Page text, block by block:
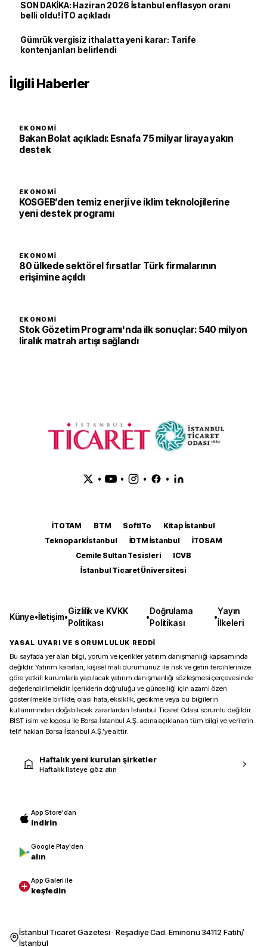
SON DAKİKA: Haziran 2026 İstanbul enflasyon oranı
belli oldu! İTO açıkladı
Gümrük vergisiz ithalatta yeni karar: Tarife
kontenjanları belirlendi
İlgili Haberler
EKONOMI
Bakan Bolat açıkladı: Esnafa 75 milyar liraya yakın
destek
EKONOMI
KOSGEB’den temiz enerji ve iklim teknolojilerine
yeni destek programı
EKONOMI
80 ülkede sektörel fırsatlar Türk firmalarının
erişimine açıldı
EKONOMI
Stok Gözetim Programı'nda ilk sonuçlar: 540 milyon
liralık matrah artışı sağlandı
• • • •
İTOTAM BTM SoftITo
Kitap İstanbul
Teknopark İstanbul
İDTM İstanbul
İTOSAM
Cemile Sultan Tesisleri
ICVB
İstanbul Ticaret Üniversitesi
Künye•İletişim•
Gizlilik ve KVKK
Politikası
•
Doğrulama
Politikası
•
Yayın
İlkeleri
YASAL UYARI VE SORUMLULUK REDDİ
Bu sayfada yer alan bilgi, yorum ve içerikler yatırım danışmanlığı kapsamında
değildir. Yatırım kararları, kişisel mali durumunuz ile risk ve getiri tercihlerinize
göre yetkili kurumlarla yapılacak yatırım danışmanlığı sözleşmesi çerçevesinde
değerlendirilmelidir. İçeriklerin doğruluğu ve güncelliği için azami özen
gösterilmekle birlikte, olası hata, eksiklik, gecikme veya bu bilgilerin
kullanımından doğabilecek zararlardan İstanbul Ticaret Odası sorumlu değildir.
BIST isim ve logosu ile Borsa İstanbul A.Ş. adına açıklanan tüm bilgi ve verilerin
telif hakları Borsa İstanbul A.Ş.’ye aittir.
Haftalık yeni kurulan şirketler
Haftalık listeye göz atın
App Store'dan
indirin
Google Play'den
alın
App Galeri ile
keşfedin
İstanbul Ticaret Gazetesi · Reşadiye Cad. Eminönü 34112 Fatih/
İstanbul